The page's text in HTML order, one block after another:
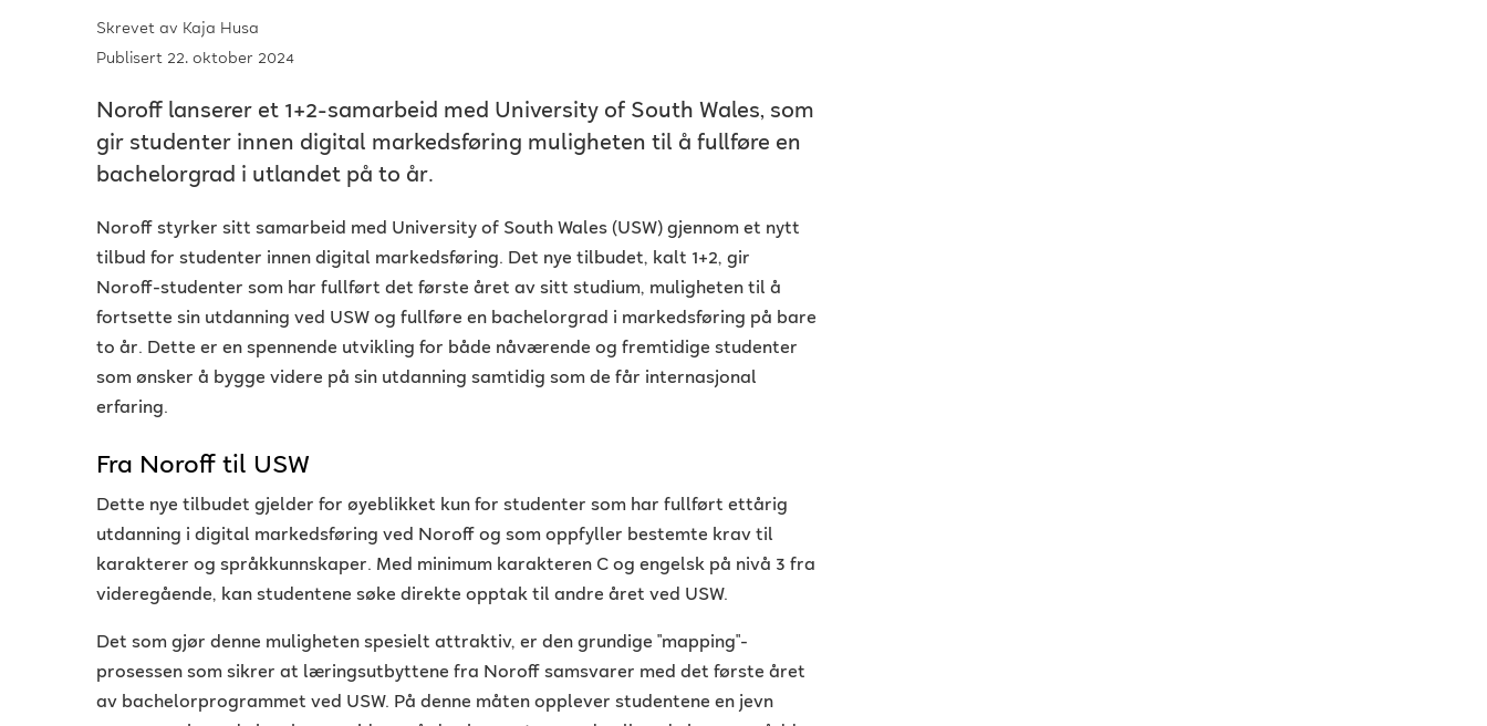
Skrevet av Kaja Husa
Publisert 22. oktober 2024
Noroff lanserer et 1+2-samarbeid med University of South Wales, som
gir studenter innen digital markedsføring muligheten til å fullføre en
bachelorgrad i utlandet på to år.
Noroff styrker sitt samarbeid med University of South Wales (USW) gjennom et nytt
tilbud for studenter innen digital markedsføring. Det nye tilbudet, kalt 1+2, gir
Noroff-studenter som har fullført det første året av sitt studium, muligheten til å
fortsette sin utdanning ved USW og fullføre en bachelorgrad i markedsføring på bare
to år. Dette er en spennende utvikling for både nåværende og fremtidige studenter
som ønsker å bygge videre på sin utdanning samtidig som de får internasjonal
erfaring.
Fra Noroff til USW
Dette nye tilbudet gjelder for øyeblikket kun for studenter som har fullført ettårig
utdanning i digital markedsføring ved Noroff og som oppfyller bestemte krav til
karakterer og språkkunnskaper. Med minimum karakteren C og engelsk på nivå 3 fra
videregående, kan studentene søke direkte opptak til andre året ved USW.
Det som gjør denne muligheten spesielt attraktiv, er den grundige "mapping"-
prosessen som sikrer at læringsutbyttene fra Noroff samsvarer med det første året
av bachelorprogrammet ved USW. På denne måten opplever studentene en jevn